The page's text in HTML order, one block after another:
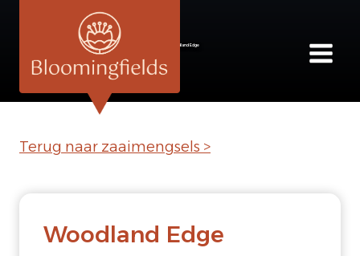
inhoud
Woodland Edge
Terug naar zaaimengsels >
Woodland Edge